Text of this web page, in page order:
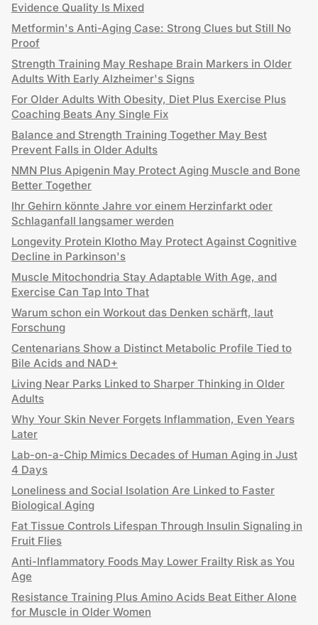
Evidence Quality Is Mixed
Metformin's Anti-Aging Case: Strong Clues but Still No
Proof
Strength Training May Reshape Brain Markers in Older
Adults With Early Alzheimer's Signs
For Older Adults With Obesity, Diet Plus Exercise Plus
Coaching Beats Any Single Fix
Balance and Strength Training Together May Best
Prevent Falls in Older Adults
NMN Plus Apigenin May Protect Aging Muscle and Bone
Better Together
Ihr Gehirn könnte Jahre vor einem Herzinfarkt oder
Schlaganfall langsamer werden
Longevity Protein Klotho May Protect Against Cognitive
Decline in Parkinson's
Muscle Mitochondria Stay Adaptable With Age, and
Exercise Can Tap Into That
Warum schon ein Workout das Denken schärft, laut
Forschung
Centenarians Show a Distinct Metabolic Profile Tied to
Bile Acids and NAD+
Living Near Parks Linked to Sharper Thinking in Older
Adults
Why Your Skin Never Forgets Inflammation, Even Years
Later
Lab-on-a-Chip Mimics Decades of Human Aging in Just
4 Days
Loneliness and Social Isolation Are Linked to Faster
Biological Aging
Fat Tissue Controls Lifespan Through Insulin Signaling in
Fruit Flies
Anti-Inflammatory Foods May Lower Frailty Risk as You
Age
Resistance Training Plus Amino Acids Beat Either Alone
for Muscle in Older Women